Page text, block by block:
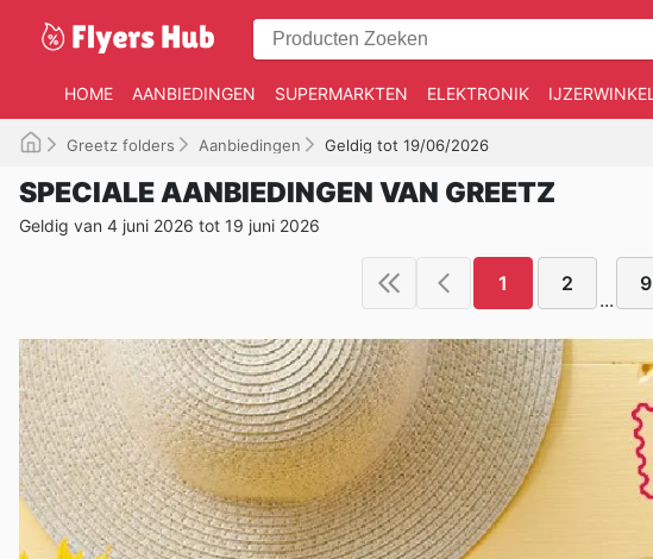
HOME AANBIEDINGEN SUPERMARKTEN ELEKTRONIK IJZERWINKEL
Greetz folders Aanbiedingen Geldig tot 19/06/2026
SPECIALE AANBIEDINGEN VAN GREETZ
Geldig van 4 juni 2026 tot 19 juni 2026
1 2
...
9